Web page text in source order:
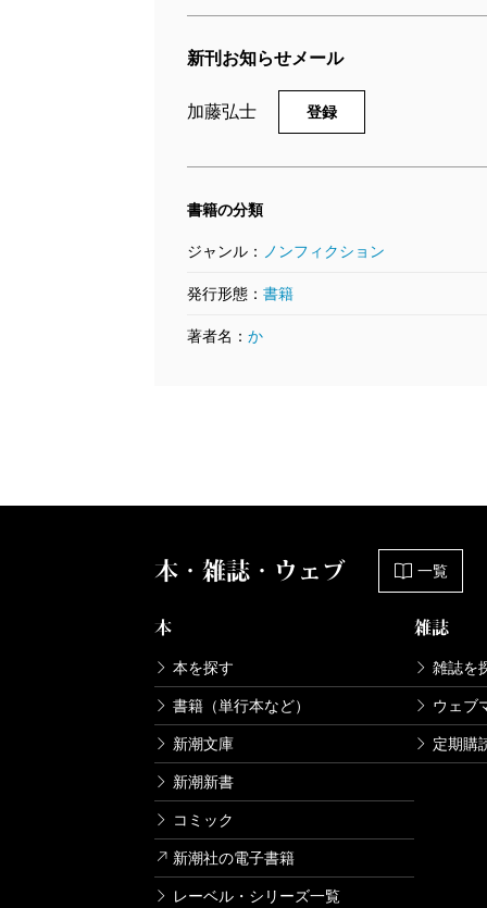
新刊お知らせメール
加藤弘士 登録
書籍の分類
ジャンル： ノンフィクション
発行形態： 書籍
著者名： か
本・雑誌・ウェブ 一覧
本
本を探す
書籍（単行本など）
新潮文庫
新潮新書
コミック
新潮社の電子書籍
レーベル・シリーズ一覧
雑誌
雑誌を
ウェブ
定期購